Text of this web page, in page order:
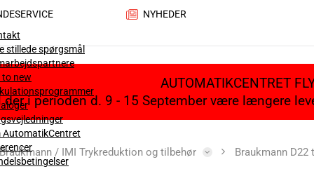
stillede spørgsmål
to new
AutomatikCentret
NYHEDER
AUTOMATIKCENTRET
der i perioden d. 9 - 15 September være længere
Braukmann / IMI Trykreduktion og tilbehør Braukmann